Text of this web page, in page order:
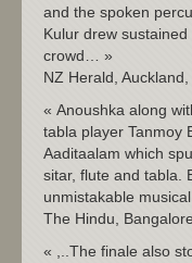
and the spoken
Kulur drew
crowd… »
NZ Herald,
« Anoushka along
tabla player Tanmoy
Aaditaalam which
sitar, flute and tabla.
unmistakable
The Hindu,
« ,..The finale also